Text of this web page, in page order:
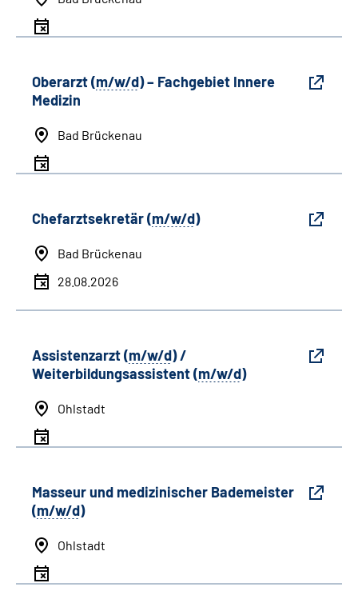
Oberarzt (m/w/d) – Fachgebiet Innere
Medizin
Bad Brückenau
Chefarztsekretär (m/w/d)
Bad Brückenau
28.08.2026
Assistenzarzt (m/w/d) /
Weiterbildungsassistent (m/w/d)
Ohlstadt
Masseur und medizinischer Bademeister
(m/w/d)
Ohlstadt